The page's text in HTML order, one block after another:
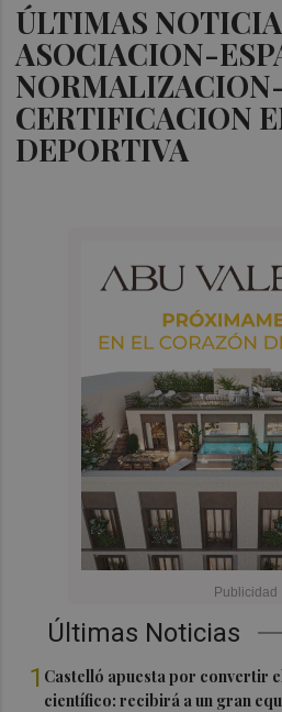
ÚLTIMAS
ASOCIACION-
CERTIFICACION
DEPORTIVA
Últimas Noticias
1 Castelló apuesta por convertir
científico: recibirá a un gran